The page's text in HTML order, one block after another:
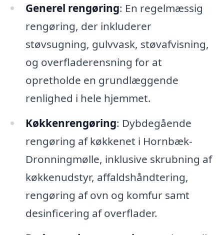
Generel rengøring: En regelmæssig
rengøring, der inkluderer
støvsugning, gulvvask, støvafvisning,
og overfladerensning for at
opretholde en grundlæggende
renlighed i hele hjemmet.
Køkkenrengøring: Dybdegående
rengøring af køkkenet i Hornbæk-
Dronningmølle, inklusive skrubning af
køkkenudstyr, affaldshåndtering,
rengøring af ovn og komfur samt
desinficering af overflader.